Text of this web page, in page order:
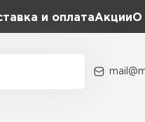
и оплатаАкцииО